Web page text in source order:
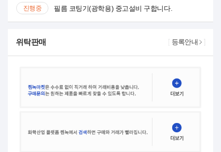
완료 재고 AMMONIUM MOLYBDATE (cas 12054-85-2), Ammonium Metavanadate (7803-55-6), Ammonium ParaTungstate(11120-25-5) 재고 판매
진행중 필름 코팅기(광학용) 중고설비 구합니다.
진행중 LDPE LLDPE HDPE 재생펠렛 매입
완료 타코닉 테이프 구매 문의
위탁판매 등록안내